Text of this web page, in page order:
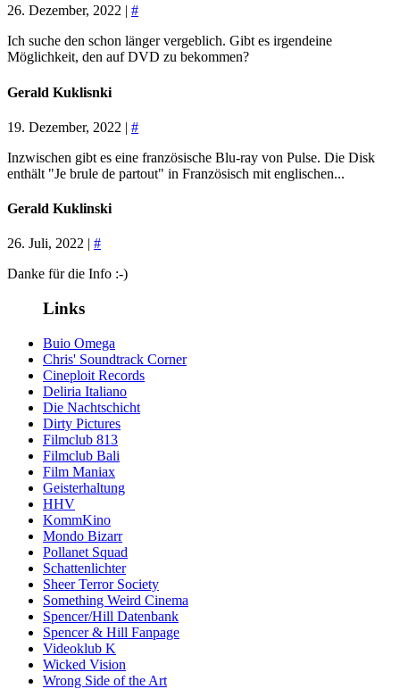
26. Dezember, 2022 | #
Ich suche den schon länger vergeblich. Gibt es irgendeine
Möglichkeit, den auf DVD zu bekommen?
Gerald Kuklisnki
19. Dezember, 2022 | #
Inzwischen gibt es eine französische Blu-ray von Pulse. Die Disk
enthält "Je brule de partout" in Französisch mit englischen...
Gerald Kuklinski
26. Juli, 2022 | #
Danke für die Info :-)
Links
Buio Omega
Chris' Soundtrack Corner
Cineploit Records
Deliria Italiano
Die Nachtschicht
Dirty Pictures
Filmclub 813
Filmclub Bali
Film Maniax
Geisterhaltung
HHV
KommKino
Mondo Bizarr
Pollanet Squad
Schattenlichter
Sheer Terror Society
Something Weird Cinema
Spencer/Hill Datenbank
Spencer & Hill Fanpage
Videoklub K
Wicked Vision
Wrong Side of the Art